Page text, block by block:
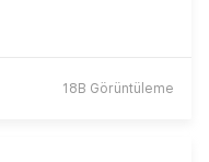
18B Görüntüleme